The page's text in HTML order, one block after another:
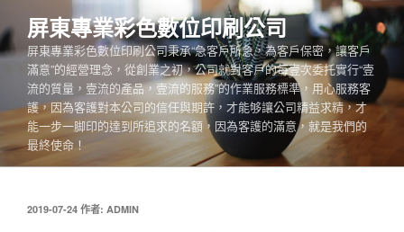
至
主
容
屏東專業彩色數位印刷公司
屏東專業彩色數位印刷公司秉承“急客戶所急，為客戶保密，讓客戶
滿意”的經營理念，從創業之初，公司就對客戶的每壹次委托實行“壹
流的質量，壹流的產品，壹流的服務”的作業服務標準，用心服務客
護，因為客護對本公司的信任與期許，才能够讓公司精益求精，才
能一步一脚印的達到所追求的名額，因為客護的滿意，就是我們的
最終使命！
發
2019-07-24 作者: ADMIN